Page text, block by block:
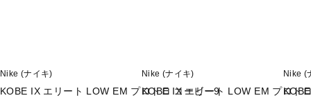
Nike (ナイキ)
KOBE IX エリート LOW EM プロトロ コービー9
Nike (ナイキ)
KOBE IX エリート LOW EM プロト
Nike (